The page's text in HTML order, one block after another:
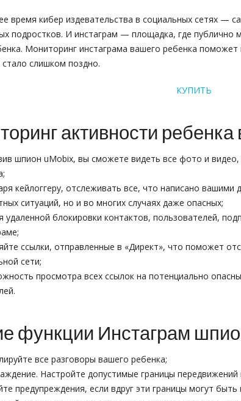
время кибер издевательства в социальных сетях —
подростков. И инстаграм — площадка, где
Мониторинг инстаграма вашего ребенка
стало слишком поздно.
КУПИТЬ
активности ребенка
шпион uMobix, вы сможете видеть все фото и
кейлоггеру, отслеживать все, что написано
ситуаций, но и во многих случаях даже опасных;
удаленной блокировки контактов, пользователей,
ссылки, отправленные в «Директ», что поможет
сети;
просмотра всех ссылок на потенциально
функции Инстаграм
все разговоры вашего ребенка;
Настройте допустимые границы
предупреждения, если вдруг эти границы могут